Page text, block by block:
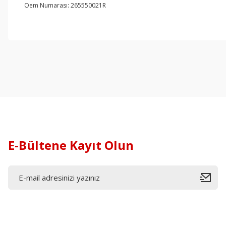
Oem Numarası: 265550021R
E-Bültene Kayıt Olun